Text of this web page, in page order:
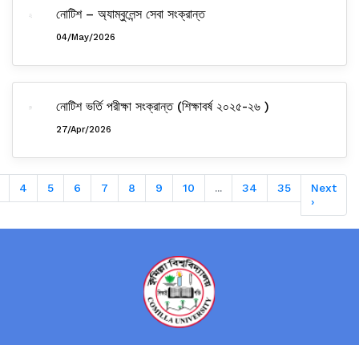
নোটিশ – অ্যাম্বুলেন্স সেবা সংক্রান্ত
04/May/2026
নোটিশ ভর্তি পরীক্ষা সংক্রান্ত (শিক্ষাবর্ষ ২০২৫-২৬ )
27/Apr/2026
4 5 6 7 8 9 10 ... 34 35
Next
›